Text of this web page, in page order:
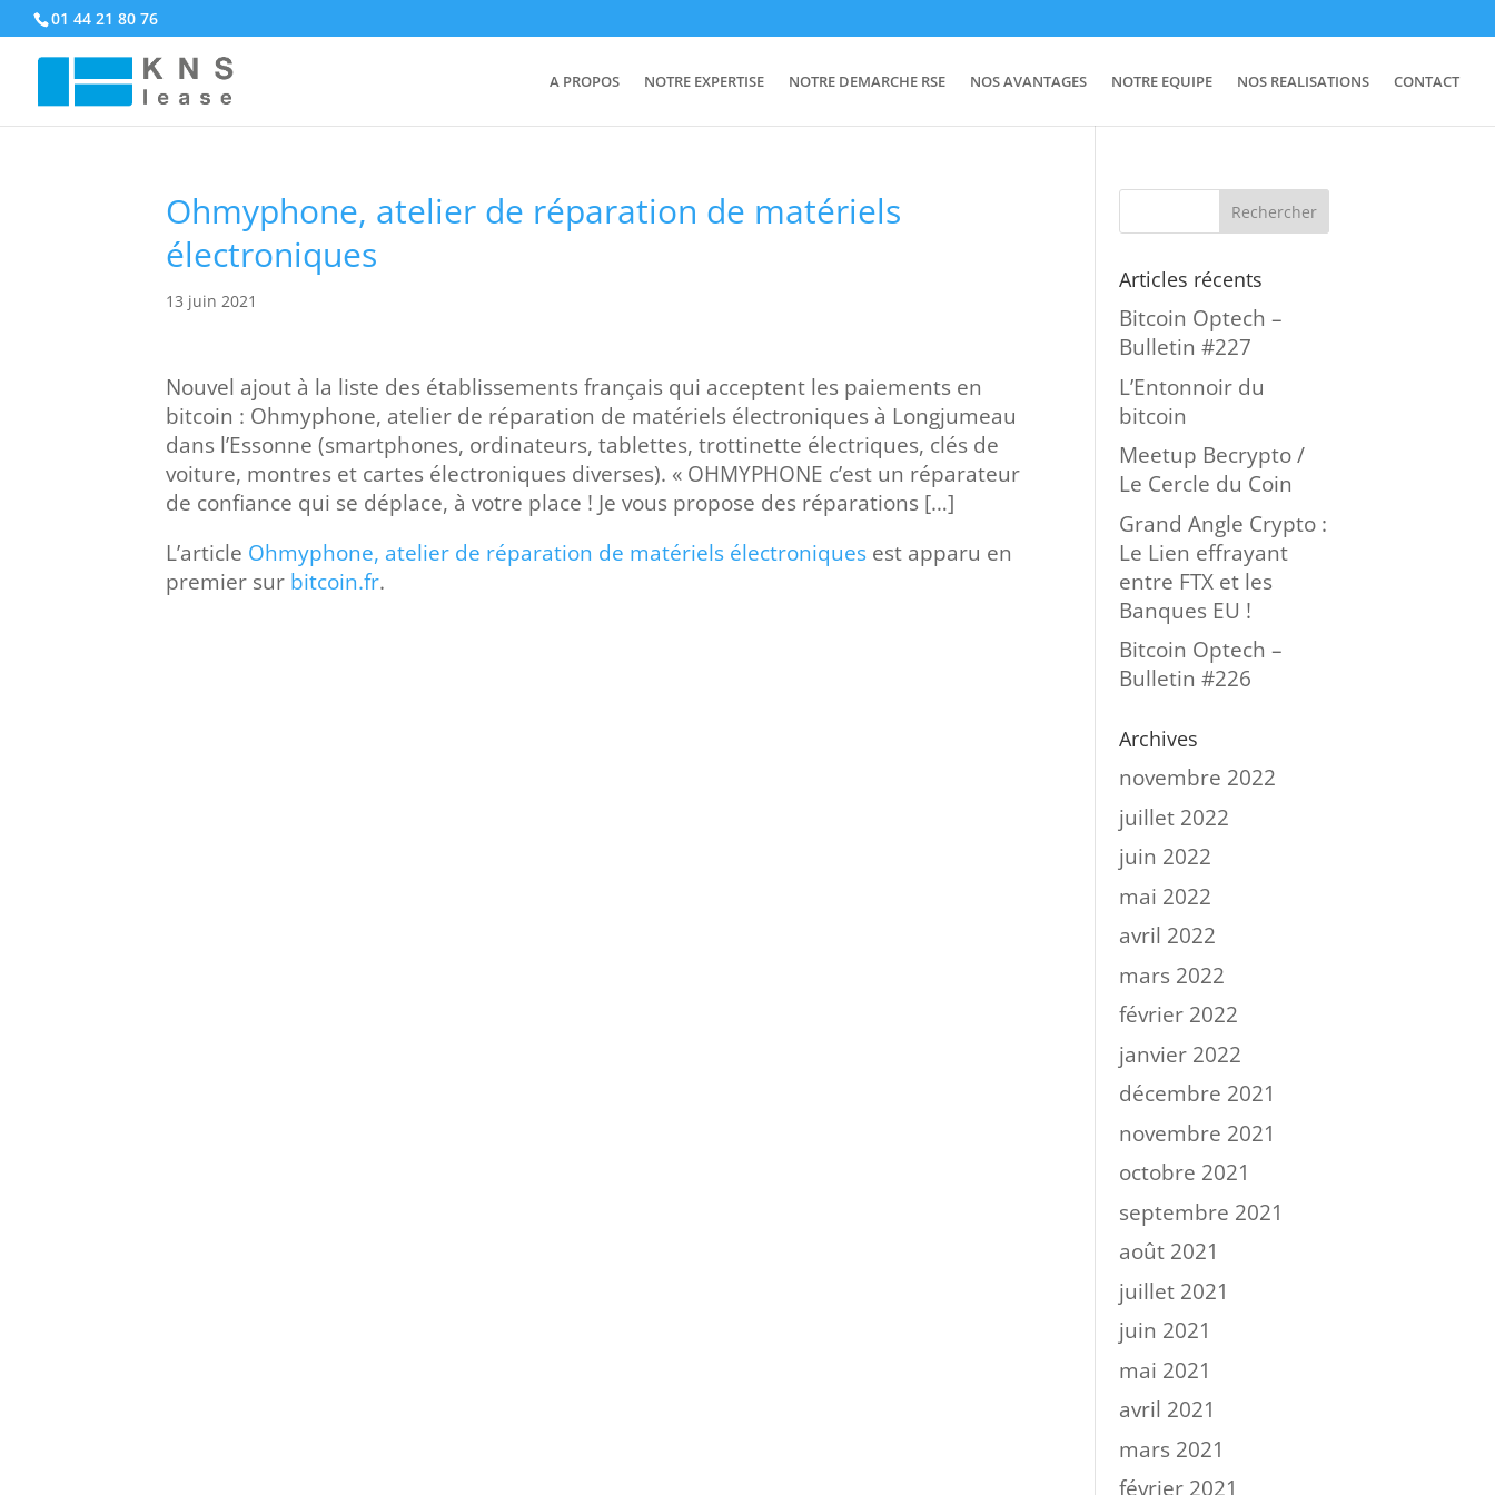
01 44 21 80 76
A PROPOS NOTRE EXPERTISE NOTRE DEMARCHE RSE NOS AVANTAGES NOTRE EQUIPE NOS REALISATIONS CONTACT
Ohmyphone, atelier de réparation de matériels
électroniques
13 juin 2021
Nouvel ajout à la liste des établissements français qui acceptent les paiements en
bitcoin : Ohmyphone, atelier de réparation de matériels électroniques à Longjumeau
dans l’Essonne (smartphones, ordinateurs, tablettes, trottinette électriques, clés de
voiture, montres et cartes électroniques diverses). « OHMYPHONE c’est un réparateur
de confiance qui se déplace, à votre place ! Je vous propose des réparations […]
L’article Ohmyphone, atelier de réparation de matériels électroniques est apparu en
premier sur bitcoin.fr.
Articles récents
Bitcoin Optech –
Bulletin #227
L’Entonnoir du
bitcoin
Meetup Becrypto /
Le Cercle du Coin
Grand Angle Crypto :
Le Lien effrayant
entre FTX et les
Banques EU !
Bitcoin Optech –
Bulletin #226
Archives
novembre 2022
juillet 2022
juin 2022
mai 2022
avril 2022
mars 2022
février 2022
janvier 2022
décembre 2021
novembre 2021
octobre 2021
septembre 2021
août 2021
juillet 2021
juin 2021
mai 2021
avril 2021
mars 2021
février 2021